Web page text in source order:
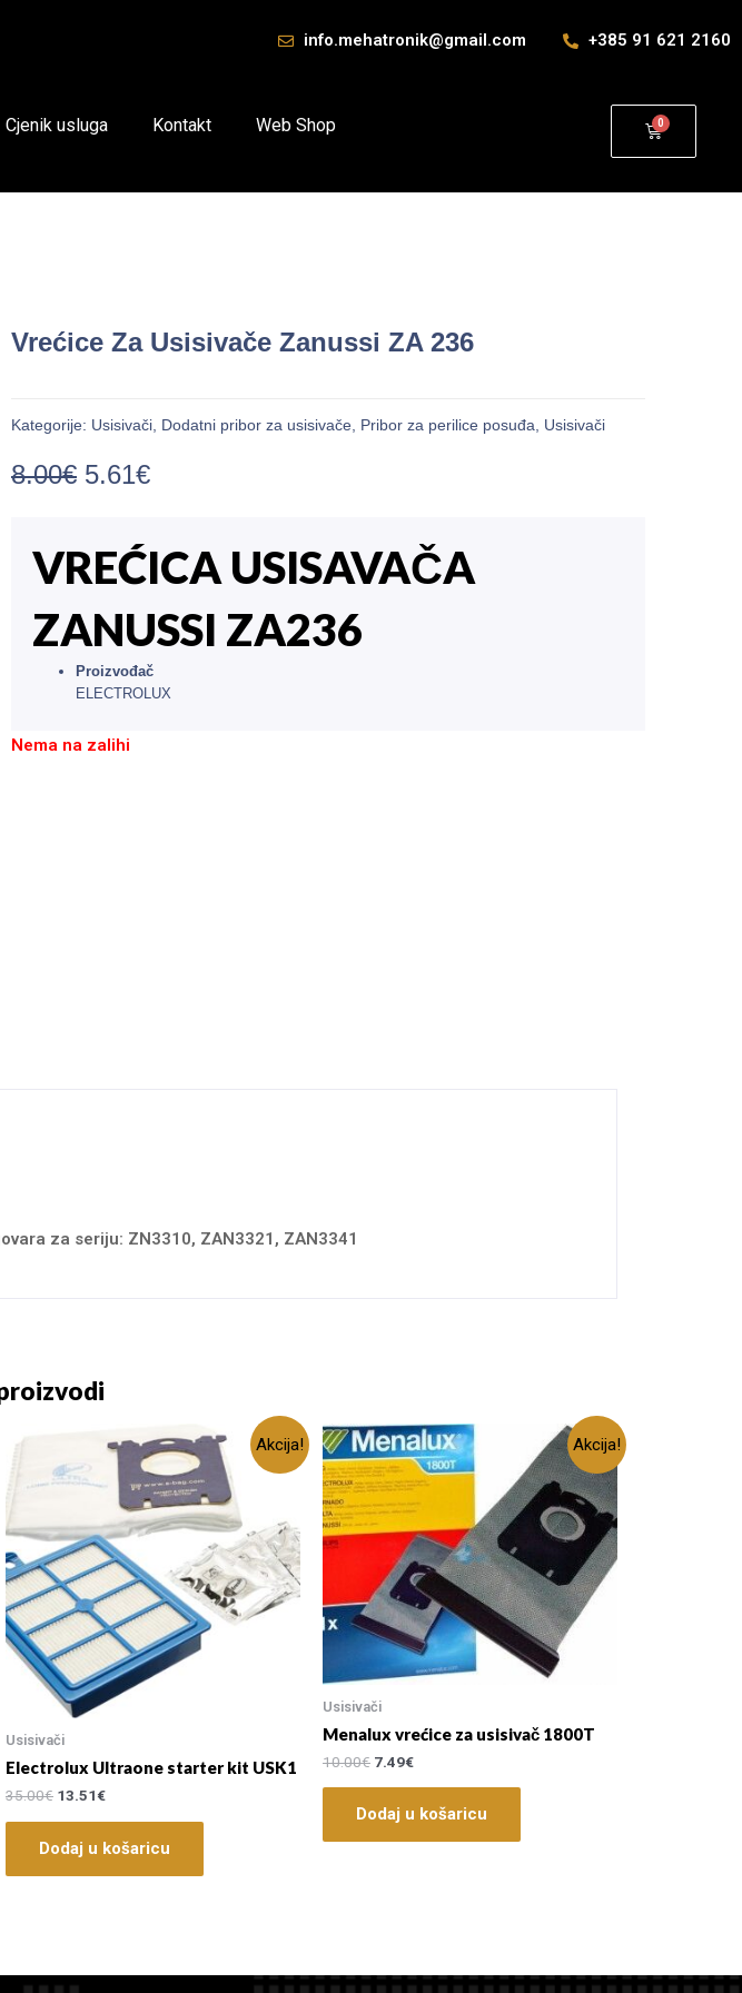
info.mehatronik@gmail.com +385 91 621 2160
Cjenik usluga Kontakt Web Shop
Vrećice Za Usisivače Zanussi ZA 236
Kategorije: Usisivači, Dodatni pribor za usisivače, Pribor za perilice posuđa, Usisivači
8.00€ 5.61€
VREĆICA USISAVAČA
ZANUSSI ZA236
Proizvođač
ELECTROLUX
Nema na zalihi
za seriju: ZN3310, ZAN3321, ZAN3341
Akcija!
Usisivači
Electrolux Ultraone starter kit USK1
35.00€ 13.51€
Dodaj u košaricu
Akcija!
Usisivači
Menalux vrećice za usisivač 1800T
10.00€ 7.49€
Dodaj u košaricu